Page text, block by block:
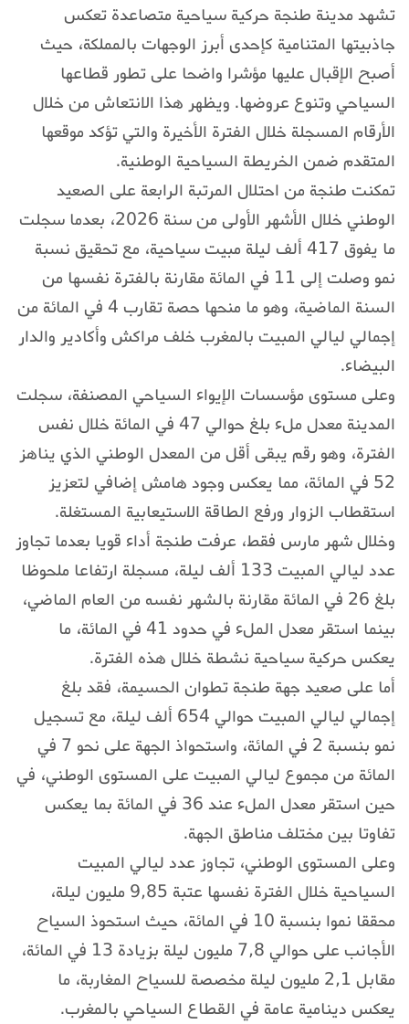
تشهد مدينة طنجة حركية سياحية متصاعدة تعكس
جاذبيتها المتنامية كإحدى أبرز الوجهات بالمملكة، حيث
أصبح الإقبال عليها مؤشرا واضحا على تطور قطاعها
السياحي وتنوع عروضها. ويظهر هذا الانتعاش من خلال
الأرقام المسجلة خلال الفترة الأخيرة والتي تؤكد موقعها
المتقدم ضمن الخريطة السياحية الوطنية.
تمكنت طنجة من احتلال المرتبة الرابعة على الصعيد
الوطني خلال الأشهر الأولى من سنة 2026، بعدما سجلت
ما يفوق 417 ألف ليلة مبيت سياحية، مع تحقيق نسبة
نمو وصلت إلى 11 في المائة مقارنة بالفترة نفسها من
السنة الماضية، وهو ما منحها حصة تقارب 4 في المائة من
إجمالي ليالي المبيت بالمغرب خلف مراكش وأكادير والدار
البيضاء.
وعلى مستوى مؤسسات الإيواء السياحي المصنفة، سجلت
المدينة معدل ملء بلغ حوالي 47 في المائة خلال نفس
الفترة، وهو رقم يبقى أقل من المعدل الوطني الذي يناهز
52 في المائة، مما يعكس وجود هامش إضافي لتعزيز
استقطاب الزوار ورفع الطاقة الاستيعابية المستغلة.
وخلال شهر مارس فقط، عرفت طنجة أداء قويا بعدما تجاوز
عدد ليالي المبيت 133 ألف ليلة، مسجلة ارتفاعا ملحوظا
بلغ 26 في المائة مقارنة بالشهر نفسه من العام الماضي،
بينما استقر معدل الملء في حدود 41 في المائة، ما
يعكس حركية سياحية نشطة خلال هذه الفترة.
أما على صعيد جهة طنجة تطوان الحسيمة، فقد بلغ
إجمالي ليالي المبيت حوالي 654 ألف ليلة، مع تسجيل
نمو بنسبة 2 في المائة، واستحواذ الجهة على نحو 7 في
المائة من مجموع ليالي المبيت على المستوى الوطني، في
حين استقر معدل الملء عند 36 في المائة بما يعكس
تفاوتا بين مختلف مناطق الجهة.
وعلى المستوى الوطني، تجاوز عدد ليالي المبيت
السياحية خلال الفترة نفسها عتبة 9,85 مليون ليلة،
محققا نموا بنسبة 10 في المائة، حيث استحوذ السياح
الأجانب على حوالي 7,8 مليون ليلة بزيادة 13 في المائة،
مقابل 2,1 مليون ليلة مخصصة للسياح المغاربة، ما
يعكس دينامية عامة في القطاع السياحي بالمغرب.